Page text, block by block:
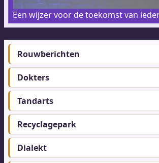
Een wijzer voor de toekomst van
Footer-
menu
Rouwberichten
Dokters
Tandarts
Recyclagepark
Dialekt